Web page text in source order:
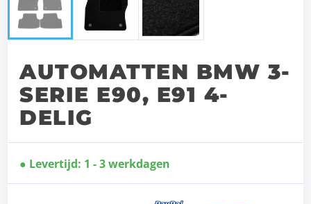
AUTOMATTEN BMW 3-
SERIE E90, E91 4-
DELIG
Levertijd: 1 - 3 werkdagen